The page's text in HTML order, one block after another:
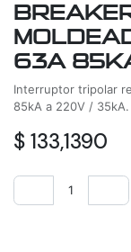
63A
Interruptor tripolar
85kA a 220V / 35kA.
$ 133,1390